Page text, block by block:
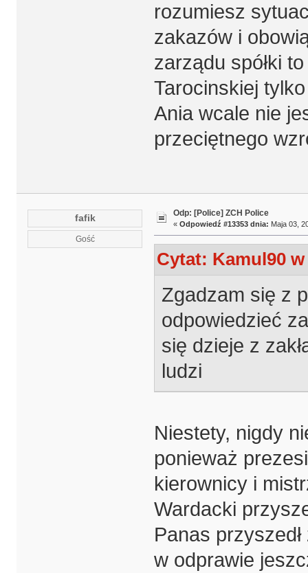
rozumiesz
zakazów i
zarządu spółki
Tarocinskiej
Ania wcale nie
przeciętnego
fafik
Gość
Odp: [Police] ZCH Police
« Odpowiedź #13353 dnia: Maja 03,
Cytat: Kamul90 w
Zgadzam się z
odpowiedzieć
się dzieje z
ludzi
Niestety, nigdy
ponieważ
kierownicy i
Wardacki
Panas przyszedł
w odprawie